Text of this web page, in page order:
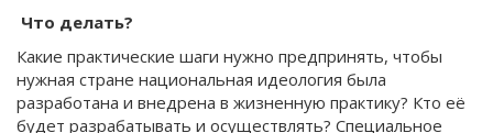
Что делать?
Какие практические шаги нужно предпринять, чтобы
нужная стране национальная идеология была
разработана и внедрена в жизненную практику? Кто её
будет разрабатывать и осуществлять? Специальное